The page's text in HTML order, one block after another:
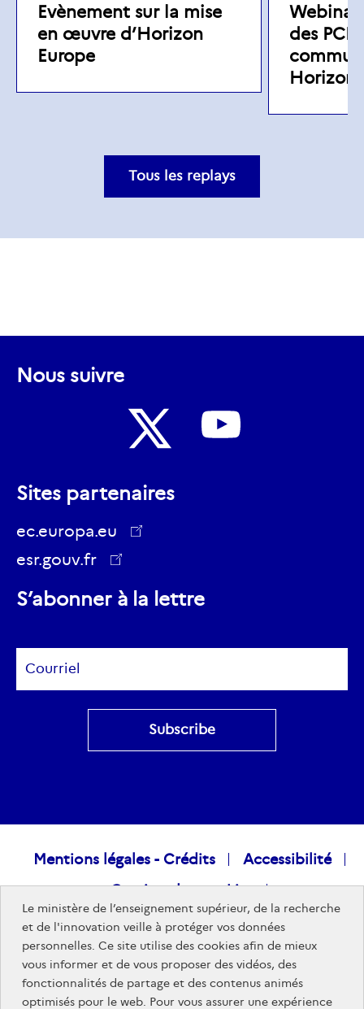
Evènement sur la mise
en œuvre d’Horizon
Europe
des
Horizon
Tous les replays
Nous suivre
suivre
sur
Sites partenaires
ec.europa.eu
esr.gouv.fr
ec.europa.eu
S’abonner à la lettre
Raccourcis
Mentions légales - Crédits
Accessibilité
Gestion des cookies
Données personnelles
Nous rejoindre
Plan du site
Le ministère de l’enseignement supérieur, de la recherche
et de l'innovation veille à protéger vos données
personnelles. Ce site utilise des cookies afin de mieux
vous informer et de vous proposer des vidéos, des
fonctionnalités de partage et des contenus animés
optimisés pour le web. Pour vous assurer une expérience